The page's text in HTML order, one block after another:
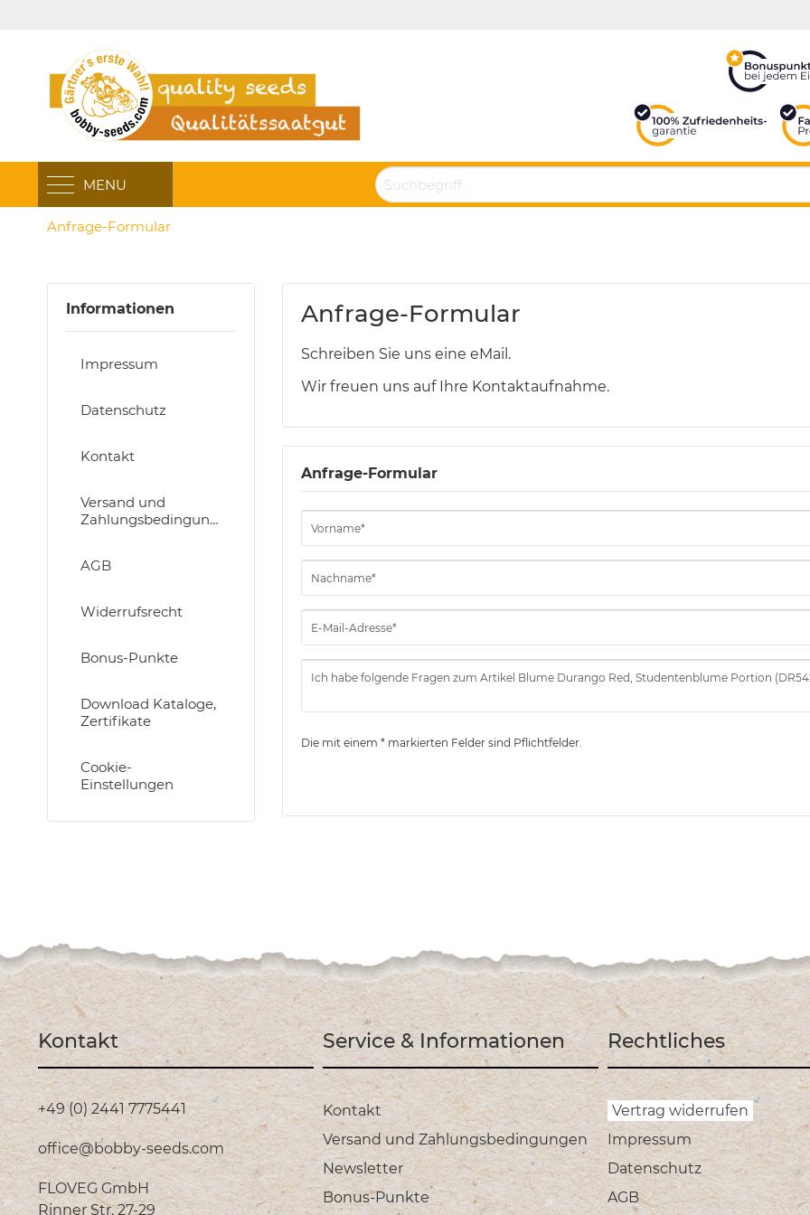
MENU
Anfrage-Formular
Informationen
Impressum
Datenschutz
Kontakt
Versand und
Zahlungsbedingungen
AGB
Widerrufsrecht
Bonus-Punkte
Download Kataloge,
Zertifikate
Cookie-
Einstellungen
Anfrage-Formular
Schreiben Sie uns eine eMail.
Wir freuen uns auf Ihre Kontaktaufnahme.
Anfrage-Formular
Die mit einem * markierten Felder sind Pflichtfelder.
Kontakt
+49 (0) 2441 7775441
office@bobby-seeds.com
FLOVEG GmbH
Rinner Str. 27-29
Service & Informationen
Kontakt
Versand und Zahlungsbedingungen
Newsletter
Bonus-Punkte
Rechtliches
Vertrag widerrufen
Impressum
Datenschutz
AGB